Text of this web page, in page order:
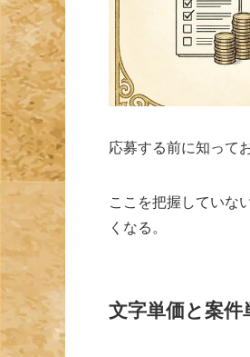
応募する前に知って
ここを把握していな
くなる。
文字単価と案